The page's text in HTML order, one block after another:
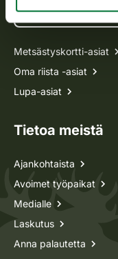
Kaikki yhteystiedot
Metsästyskortti-asiat
Oma riista -asiat
Lupa-asiat
Tietoa meistä
Ajankohtaista
Avoimet työpaikat
Medialle
Laskutus
Anna palautetta